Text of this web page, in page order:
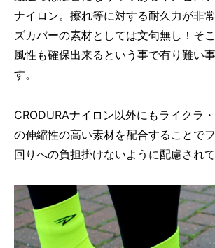
ナイロン。擦れ等に対する耐久力が非
ズカバーの素材としては文句無し！そ
風性も確保出来るという事で有り難い
す。
CRODURAナイロン以外にもライクラ
の伸縮性の高い素材を配合することで
回りへの負担掛けないように配慮されて